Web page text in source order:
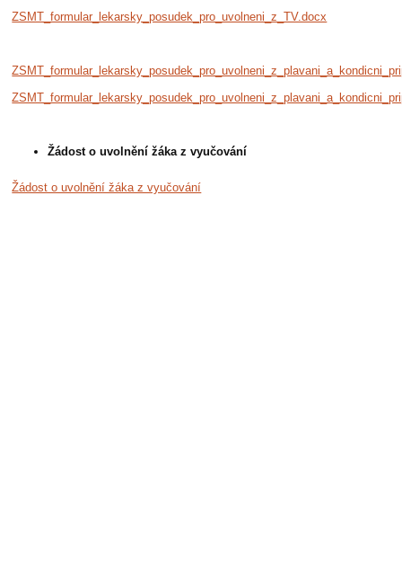
ZSMT_formular_lekarsky_posudek_pro_uvolneni_z_TV.docx
Žádost o uvolnění žáka z vyučování
Žádost o uvolnění žáka z vyučování